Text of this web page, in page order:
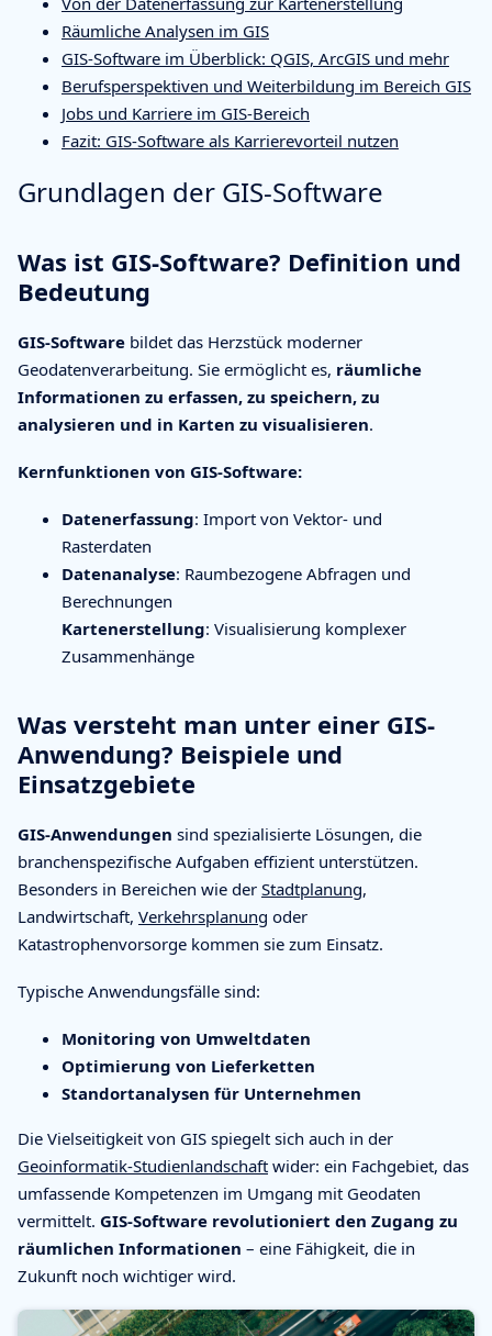
Räumliche Analysen im GIS
GIS-Software im Überblick: QGIS, ArcGIS und mehr
Berufsperspektiven und Weiterbildung im Bereich GIS
Jobs und Karriere im GIS-Bereich
Fazit: GIS-Software als Karrierevorteil nutzen
Grundlagen der GIS-Software
Was ist GIS-Software? Definition und
Bedeutung
GIS-Software bildet das Herzstück moderner
Geodatenverarbeitung. Sie ermöglicht es, räumliche
Informationen zu erfassen, zu speichern, zu
analysieren und in Karten zu visualisieren.
Kernfunktionen von GIS-Software:
Datenerfassung: Import von Vektor- und
Rasterdaten
Datenanalyse: Raumbezogene Abfragen und
Berechnungen
Kartenerstellung: Visualisierung komplexer
Zusammenhänge
Was versteht man unter einer GIS-
Anwendung? Beispiele und
Einsatzgebiete
GIS-Anwendungen sind spezialisierte Lösungen, die
branchenspezifische Aufgaben effizient unterstützen.
Besonders in Bereichen wie der Stadtplanung,
Landwirtschaft, Verkehrsplanung oder
Katastrophenvorsorge kommen sie zum Einsatz.
Typische Anwendungsfälle sind:
Monitoring von Umweltdaten
Optimierung von Lieferketten
Standortanalysen für Unternehmen
Die Vielseitigkeit von GIS spiegelt sich auch in der
Geoinformatik-Studienlandschaft wider: ein Fachgebiet, das
umfassende Kompetenzen im Umgang mit Geodaten
vermittelt. GIS-Software revolutioniert den Zugang zu
räumlichen Informationen – eine Fähigkeit, die in
Zukunft noch wichtiger wird.